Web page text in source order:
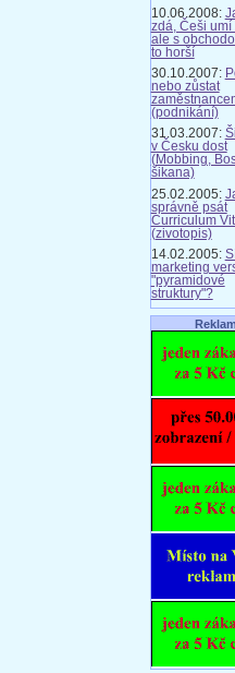
10.06.2008:
zdá, Češi umí
ale s
to horší
30.10.2007:
nebo zůstat
(podnikání)
31.03.2007:
v Česku dost
(Mobbing,
šikana)
25.02.2005:
správně psát
Curriculum
(zivotopis)
14.02.2005:
marketing
"pyramidové
struktury"?